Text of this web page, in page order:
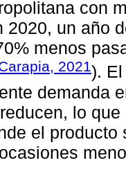
con
2020, un año
menos
2021).
demanda
lo
el